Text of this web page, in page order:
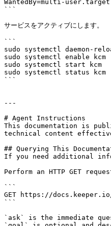
WantedBy=multi-user.target
```
サービスをアクティブにします。
```
sudo systemctl daemon-
sudo systemctl enable kcm
sudo systemctl start kcm
sudo systemctl status kcm
```
---
# Agent Instructions
This documentation is
technical content
## Querying This
If you need additional
Perform an HTTP GET
```
GET https://docs.keeper.io/
```
`ask` is the immediate